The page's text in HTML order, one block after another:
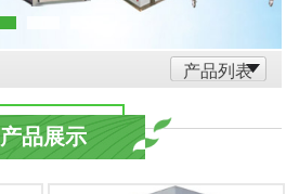
产品列表
产品展示